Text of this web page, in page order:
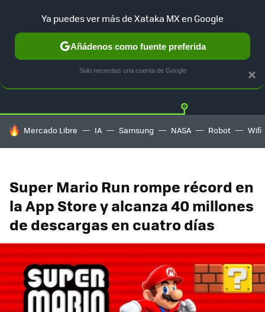
Twitter
HOY SE HABLA DE
Mercado Libre IA Samsung NASA Robot Wifi
Super Mario Run rompe récord en
la App Store y alcanza 40 millones
de descargas en cuatro días
×
Ya puedes ver más de Xataka MX en Google
Añádenos como fuente preferida
Solo necesitas una cuenta de Google